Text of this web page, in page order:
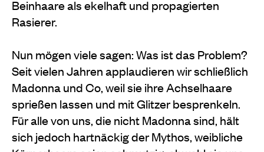
Beinhaare als ekelhaft und propagierten
Rasierer.
Nun mögen viele sagen: Was ist das Problem?
Seit vielen Jahren applaudieren wir schließlich
Madonna und Co, weil sie ihre Achselhaare
sprießen lassen und mit Glitzer besprenkeln.
Für alle von uns, die nicht Madonna sind, hält
sich jedoch hartnäckig der Mythos, weibliche